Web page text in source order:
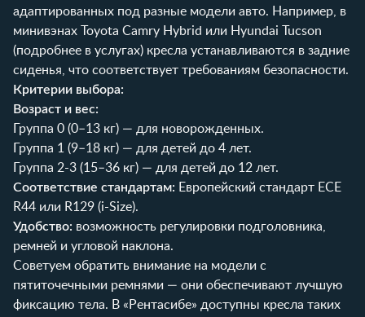
адаптированных под разные модели авто. Например, в
минивэнах Toyota Camry Hybrid или Hyundai Tucson
(подробнее в услугах) кресла устанавливаются в задние
сиденья, что соответствует требованиям безопасности.
Критерии выбора:
Возраст и вес:
Группа 0 (0–13 кг) — для новорожденных.
Группа 1 (9–18 кг) — для детей до 4 лет.
Группа 2-3 (15–36 кг) — для детей до 12 лет.
Соответствие стандартам: Европейский стандарт ECE
R44 или R129 (i-Size).
Удобство: возможность регулировки подголовника,
ремней и угловой наклона.
Советуем обратить внимание на модели с
пятиточечными ремнями — они обеспечивают лучшую
фиксацию тела. В «Рентасибе» доступны кресла таких